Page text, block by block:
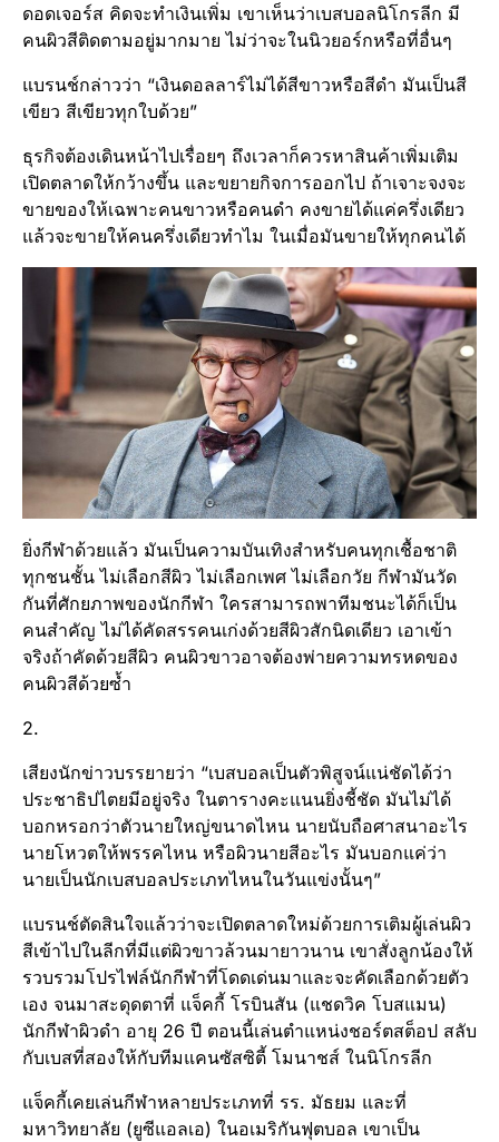
ดอดเจอร์ส คิดจะทำเงินเพิ่ม เขาเห็นว่าเบสบอลนิโกรลีก มี
คนผิวสีติดตามอยู่มากมาย ไม่ว่าจะในนิวยอร์กหรือที่อื่นๆ
แบรนช์กล่าวว่า “เงินดอลลาร์ไม่ได้สีขาวหรือสีดำ มันเป็นสี
เขียว สีเขียวทุกใบด้วย”
ธุรกิจต้องเดินหน้าไปเรื่อยๆ ถึงเวลาก็ควรหาสินค้าเพิ่มเติม
เปิดตลาดให้กว้างขึ้น และขยายกิจการออกไป ถ้าเจาะจงจะ
ขายของให้เฉพาะคนขาวหรือคนดำ คงขายได้แค่ครึ่งเดียว
แล้วจะขายให้คนครึ่งเดียวทำไม ในเมื่อมันขายให้ทุกคนได้
ยิ่งกีฬาด้วยแล้ว มันเป็นความบันเทิงสำหรับคนทุกเชื้อชาติ
ทุกชนชั้น ไม่เลือกสีผิว ไม่เลือกเพศ ไม่เลือกวัย กีฬามันวัด
กันที่ศักยภาพของนักกีฬา ใครสามารถพาทีมชนะได้ก็เป็น
คนสำคัญ ไม่ได้คัดสรรคนเก่งด้วยสีผิวสักนิดเดียว เอาเข้า
จริงถ้าคัดด้วยสีผิว คนผิวขาวอาจต้องพ่ายความทรหดของ
คนผิวสีด้วยซ้ำ
2.
เสียงนักข่าวบรรยายว่า “เบสบอลเป็นตัวพิสูจน์แน่ชัดได้ว่า
ประชาธิปไตยมีอยู่จริง ในตารางคะแนนยิ่งชี้ชัด มันไม่ได้
บอกหรอกว่าตัวนายใหญ่ขนาดไหน นายนับถือศาสนาอะไร
นายโหวตให้พรรคไหน หรือผิวนายสีอะไร มันบอกแค่ว่า
นายเป็นนักเบสบอลประเภทไหนในวันแข่งนั้นๆ”
แบรนช์ตัดสินใจแล้วว่าจะเปิดตลาดใหม่ด้วยการเติมผู้เล่นผิว
สีเข้าไปในลีกที่มีแต่ผิวขาวล้วนมายาวนาน เขาสั่งลูกน้องให้
รวบรวมโปรไฟล์นักกีฬาที่โดดเด่นมาและจะคัดเลือกด้วยตัว
เอง จนมาสะดุดตาที่ แจ็คกี้ โรบินสัน (แชดวิค โบสแมน)
นักกีฬาผิวดำ อายุ 26 ปี ตอนนี้เล่นตำแหน่งชอร์ตสต็อป สลับ
กับเบสที่สองให้กับทีมแคนซัสซิตี้ โมนาชส์ ในนิโกรลีก
แจ็คกี้เคยเล่นกีฬาหลายประเภทที่ รร. มัธยม และที่
มหาวิทยาลัย (ยูซีแอลเอ) ในอเมริกันฟุตบอล เขาเป็น